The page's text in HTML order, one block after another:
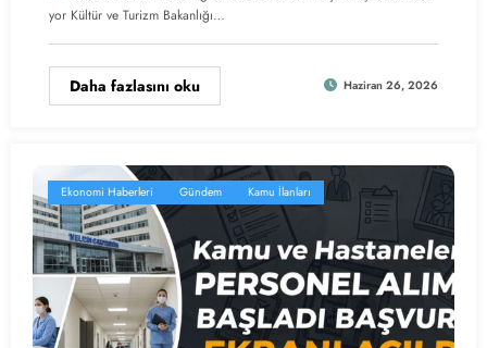
yor Kültür ve Turizm Bakanlığı…
Daha fazlasını oku Haziran 26, 2026
Ekonomi Haberleri Gündem Kamu İlanları